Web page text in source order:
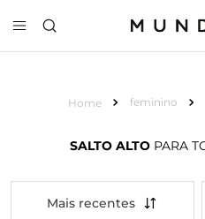
feminino
SALTO ALTO PARA
Mais recentes